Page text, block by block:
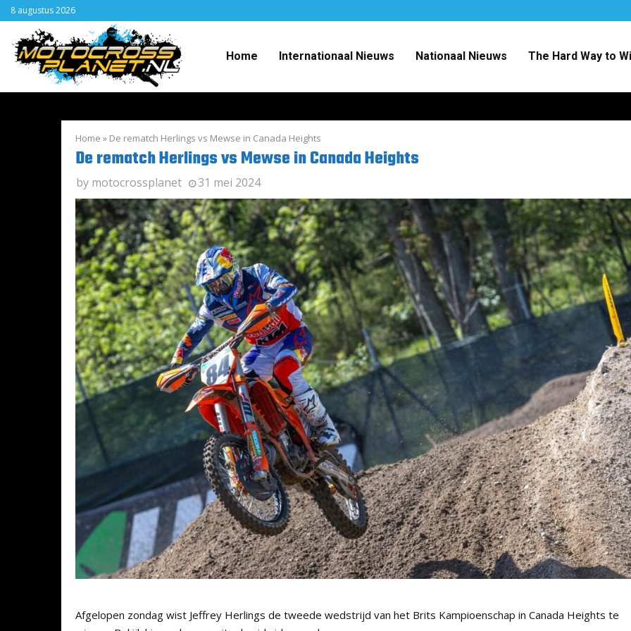
8 augustus 2026
Home Internationaal Nieuws Nationaal Nieuws The Hard Way to
Home » De rematch Herlings vs Mewse in Canada Heights
De rematch Herlings vs Mewse in Canada Heights
by motocrossplanet 31 mei 2024
Afgelopen zondag wist Jeffrey Herlings de tweede wedstrijd van het Brits Kampioenschap in Canada Heights te